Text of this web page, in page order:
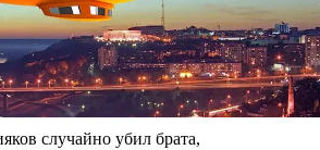
случайно убил брата,